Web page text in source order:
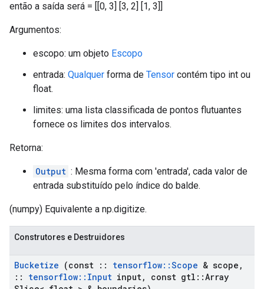
então a saída será = [[0, 3] [3, 2] [1, 3]]
Argumentos:
escopo: um objeto Escopo
entrada: Qualquer forma de Tensor contém tipo int ou
float.
limites: uma lista classificada de pontos flutuantes
fornece os limites dos intervalos.
Retorna:
Output : Mesma forma com 'entrada', cada valor de
entrada substituído pelo índice do balde.
(numpy) Equivalente a np.digitize.
Construtores e Destruidores
Bucketize (const :: tensorflow::Scope & scope ,
::
tensorflow:: Input input, const gtl ::Array